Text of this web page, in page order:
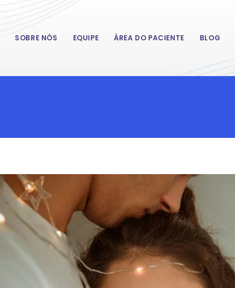
SOBRE NÓS EQUIPE ÁREA DO PACIENTE BLOG